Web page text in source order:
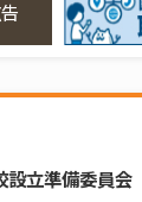
設立準備委員会